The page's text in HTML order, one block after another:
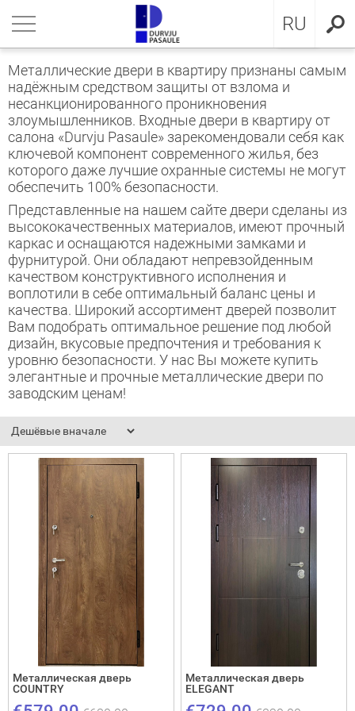
RU
LV
Металлические двери в квартиру признаны самым
надёжным средством защиты от взлома и
несанкционированного проникновения
злоумышленников. Входные двери в квартиру от
салона «Durvju Pasaule» зарекомендовали себя как
ключевой компонент современного жилья, без
которого даже лучшие охранные системы не могут
обеспечить 100% безопасности.
Представленные на нашем сайте двери сделаны из
высококачественных материалов, имеют прочный
каркас и оснащаются надежными замками и
фурнитурой. Они обладают непревзойденным
качеством конструктивного исполнения и
воплотили в себе оптимальный баланс цены и
качества. Широкий ассортимент дверей позволит
Вам подобрать оптимальное решение под любой
дизайн, вкусовые предпочтения и требования к
уровню безопасности. У нас Вы можете купить
элегантные и прочные металлические двери по
заводским ценам!
Металлическая дверь
COUNTRY
Металлическая дверь
ELEGANT
В ДОМ
ДВЕРИ
ОБОИ
коллекция
входные двери для
двери с МДФ
входные двери
64mm
входные двери
GLASS
INOX
CLASSIC
MODERN
двери
сложного исполнения
классика
двери
коллекция
коллекция
коллекция
двери
двери
двери (дверь-книжка)
конфиденциальности
Cookies